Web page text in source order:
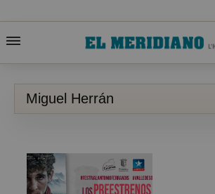
Miguel Herrán